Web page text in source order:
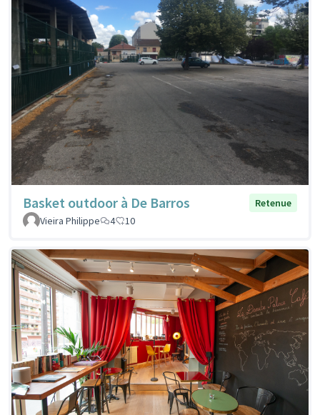
Basket outdoor à De Barros
Retenue
Vieira Philippe
4 10